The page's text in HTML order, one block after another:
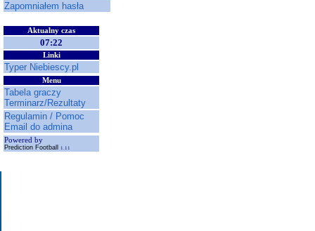
Zapomniałem hasła
Aktualny czas
07:22
Linki
Typer Niebiescy.pl
Menu
Tabela graczy
Terminarz/Rezultaty
Regulamin / Pomoc
Email do admina
Powered by
Prediction Football 1.11